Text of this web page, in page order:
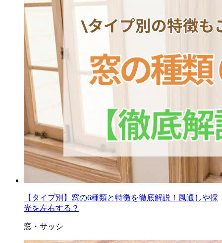
【タイプ別】窓の6種類と特徴を徹底解説！風通しや採
光を左右する？
窓・サッシ